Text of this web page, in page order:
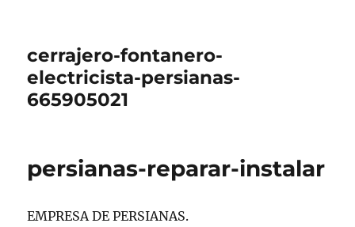
cerrajero-fontanero-
electricista-persianas-
665905021
persianas-reparar-instalar
EMPRESA DE PERSIANAS.